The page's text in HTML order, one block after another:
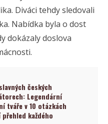
Diváci tehdy sledovali
Nabídka byla o dost
dokázaly doslova
českých
Legendární
tváře v 10 otázkách
každého